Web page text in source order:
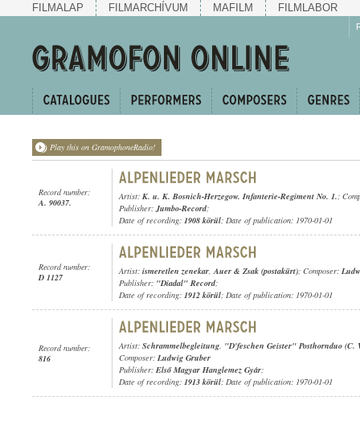
FILMALAP FILMARCHÍVUM MAFILM FILMLABOR
Play this on GramophoneRadio!
Record number:
A. 90037.
Artist: K. u. K. Bosnich-Herzegow. Infanterie-Regiment No. 1.;
Publisher:Jumbo-Record;
Date of recording: 1908 körül; Date of publication: 1970-01-01
Record number:
D 1127
Artist: ismeretlen zenekar,Auer & Zsak (postakürt); Composer:
Publisher: "Diadal" Record;
Date of recording: 1912 körül; Date of publication: 1970-01-01
Record number:
816
Artist: Schrammelbegleitung, "D'feschen Geister" Posthornduo (C.
Composer: Ludwig Gruber
Publisher: Első Magyar Hanglemez Gyár;
Date of recording: 1913 körül; Date of publication: 1970-01-01